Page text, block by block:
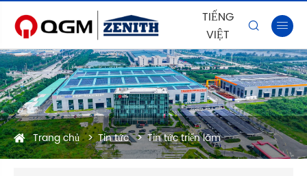
TIẾNG
VIỆT
 
Trang chủ Tin tức Tin tức triển lãm